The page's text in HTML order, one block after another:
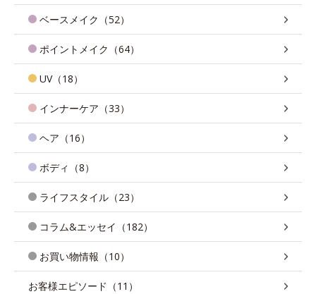
ベースメイク（52）
ポイントメイク（64）
UV（18）
インナーケア（33）
ヘア（16）
ボディ（8）
ライフスタイル（23）
コラム&エッセイ（182）
お買い物情報（10）
お客様エピソード（11）